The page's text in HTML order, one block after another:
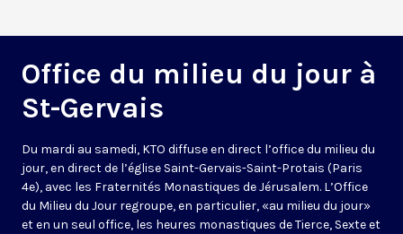
Office du milieu du jour à
St-Gervais
Du mardi au samedi, KTO diffuse en direct l’office du milieu du
jour, en direct de l’église Saint-Gervais-Saint-Protais (Paris
4e), avec les Fraternités Monastiques de Jérusalem. L’Office
du Milieu du Jour regroupe, en particulier, «au milieu du jour»
et en un seul office, les heures monastiques de Tierce, Sexte et